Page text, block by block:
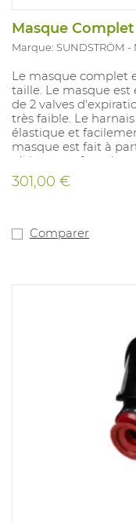
Masque Complet
Marque: SUNDSTRÖM
Le masque complet
taille. Le masque
de 2 valves
très faible. Le
élastique et
masque est fait à
résistant et
masque est
combinaisons avec
ou en combinaison
comprimée. Le
301,00 €
Comparer